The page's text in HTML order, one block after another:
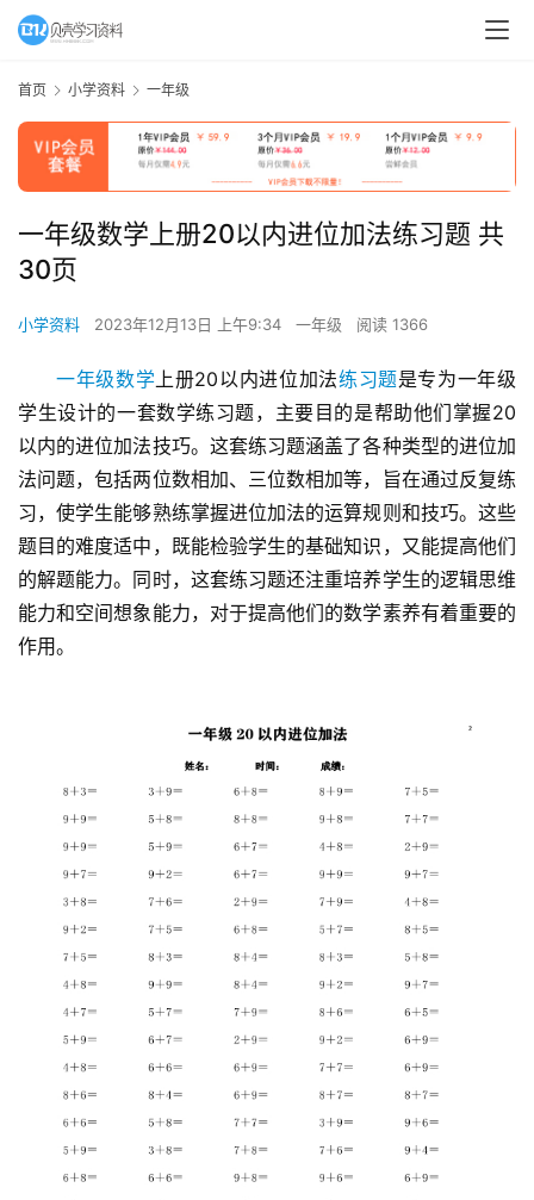
首页 小学资料 一年级
一年级数学上册20以内进位加法练习题 共
30页
小学资料 2023年12月13日 上午9:34 一年级 阅读 1366
一年级数学 上册20以内进位加法练习题是专为一年级
学生设计的一套数学练习题，主要目的是帮助他们掌握20
以内的进位加法技巧。这套练习题涵盖了各种类型的进位加
法问题，包括两位数相加、三位数相加等，旨在通过反复练
习，使学生能够熟练掌握进位加法的运算规则和技巧。这些
题目的难度适中，既能检验学生的基础知识，又能提高他们
的解题能力。同时，这套练习题还注重培养学生的逻辑思维
能力和空间想象能力，对于提高他们的数学素养有着重要的
作用。